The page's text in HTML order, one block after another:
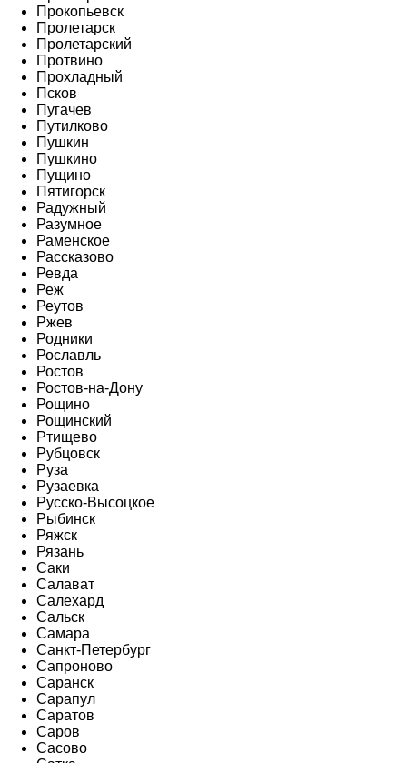
Прокопьевск
Пролетарск
Пролетарский
Протвино
Прохладный
Псков
Пугачев
Путилково
Пушкин
Пушкино
Пущино
Пятигорск
Радужный
Разумное
Раменское
Рассказово
Ревда
Реж
Реутов
Ржев
Родники
Рославль
Ростов
Ростов-на-Дону
Рощино
Рощинский
Ртищево
Рубцовск
Руза
Рузаевка
Русско-Высоцкое
Рыбинск
Ряжск
Рязань
Саки
Салават
Салехард
Сальск
Самара
Санкт-Петербург
Сапроново
Саранск
Сарапул
Саратов
Саров
Сасово